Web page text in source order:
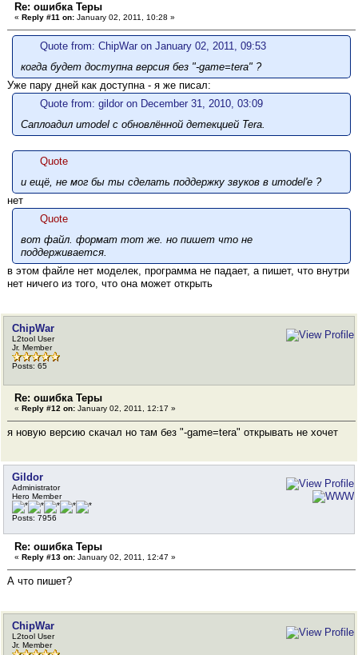
Re: ошибка Теры
« Reply #11 on: January 02, 2011, 10:28 »
Quote from: ChipWar on January 02, 2011, 09:53
когда будет доступна версия без "-game=tera" ?
Уже пару дней как доступна - я же писал:
Quote from: gildor on December 31, 2010, 03:09
Саплоадил umodel с обновлённой детекцией Tera.
Quote
и ещё, не мог бы ты сделать поддержку звуков в umodel'e ?
нет
Quote
вот файл. формат тот же. но пишет что не
поддерживается.
в этом файле нет моделек, программа не падает, а пишет, что внутри
нет ничего из того, что она может открыть
ChipWar
L2tool User
Jr. Member
Posts: 65
Re: ошибка Теры
« Reply #12 on: January 02, 2011, 12:17 »
я новую версию скачал но там без "-game=tera" открывать не хочет
Gildor
Administrator
Hero Member
Posts: 7956
Re: ошибка Теры
« Reply #13 on: January 02, 2011, 12:47 »
А что пишет?
ChipWar
L2tool User
Jr. Member